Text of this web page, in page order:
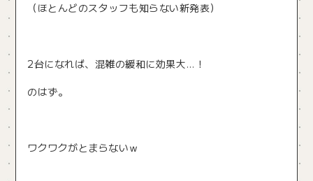
（ほとんどのスタッフも知らない新発表）
2台になれば、混雑の緩和に効果大…！
のはず。
ワクワクがとまらないｗ